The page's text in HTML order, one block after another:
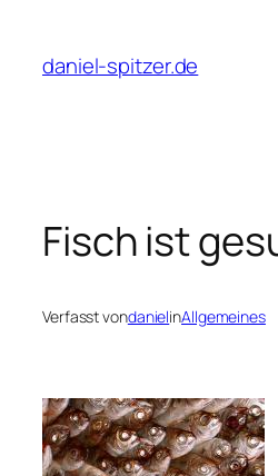
springen
daniel-spitzer.de
Fisch ist
Verfasst vondanielinAllgemeines